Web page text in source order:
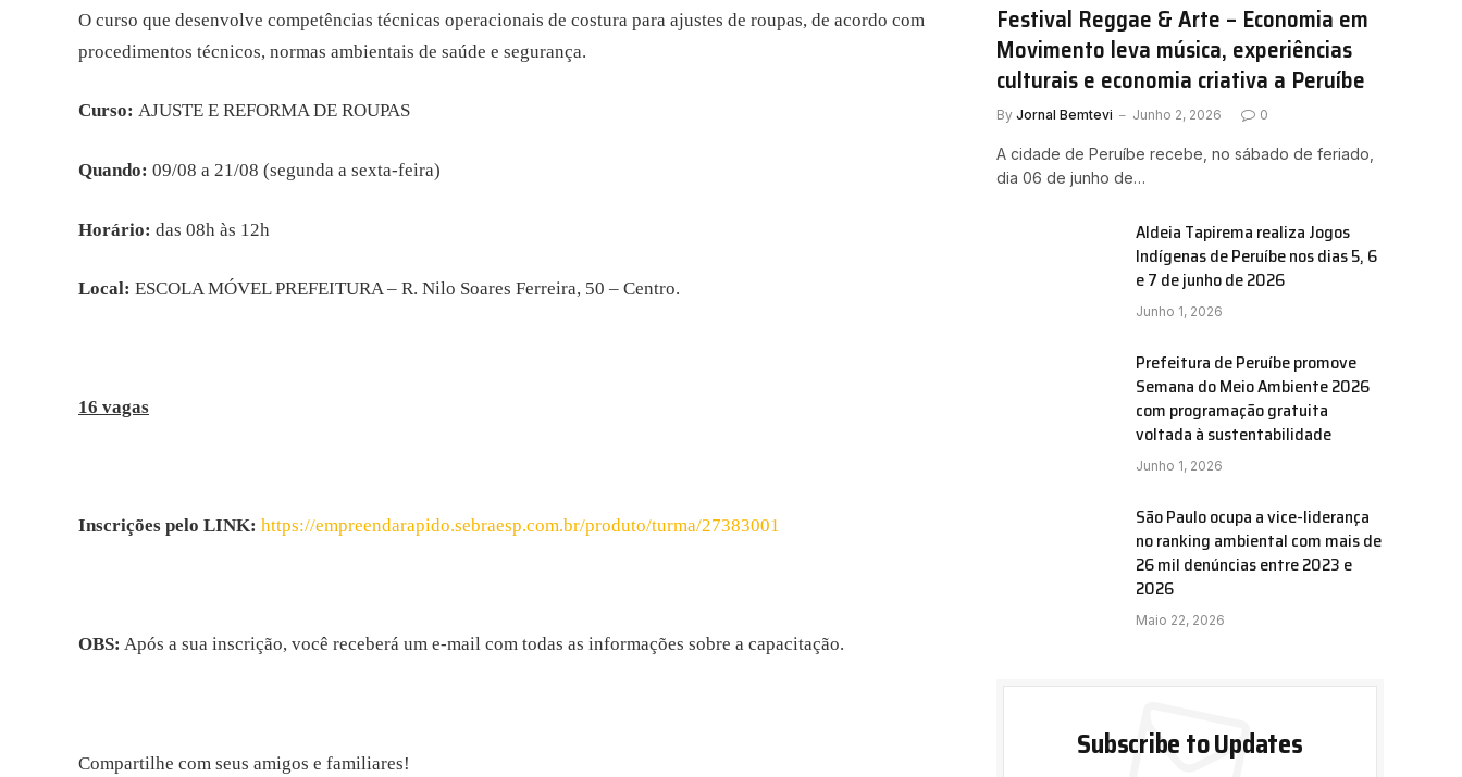
O curso que desenvolve competências técnicas operacionais de costura para ajustes de roupas, de acordo com
procedimentos técnicos, normas ambientais de saúde e segurança.
Curso: AJUSTE E REFORMA DE ROUPAS
Quando: 09/08 a 21/08 (segunda a sexta-feira)
Horário: das 08h às 12h
Local: ESCOLA MÓVEL PREFEITURA – R. Nilo Soares Ferreira, 50 – Centro.
16 vagas
Inscrições pelo LINK: https://empreendarapido.sebraesp.com.br/produto/turma/27383001
OBS: Após a sua inscrição, você receberá um e-mail com todas as informações sobre a capacitação.
Compartilhe com seus amigos e familiares!
Festival Reggae & Arte – Economia em
Movimento leva música, experiências
culturais e economia criativa a Peruíbe
By Jornal Bemtevi Junho 2, 2026 0
A cidade de Peruíbe recebe, no sábado de feriado,
dia 06 de junho de…
Aldeia Tapirema realiza Jogos
Indígenas de Peruíbe nos dias 5, 6
e 7 de junho de 2026
Junho 1, 2026
Prefeitura de Peruíbe promove
Semana do Meio Ambiente 2026
com programação gratuita
voltada à sustentabilidade
Junho 1, 2026
São Paulo ocupa a vice-liderança
no ranking ambiental com mais de
26 mil denúncias entre 2023 e
2026
Maio 22, 2026
Subscribe to Updates